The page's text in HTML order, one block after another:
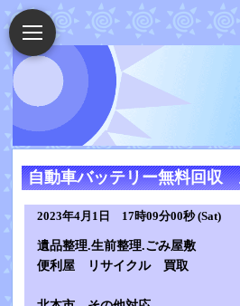
自動車バッテリー無料回収
2023年4月1日 17時09分00秒 (Sat)
遺品整理.生前整理.ごみ屋敷
便利屋
リサイクル 買取